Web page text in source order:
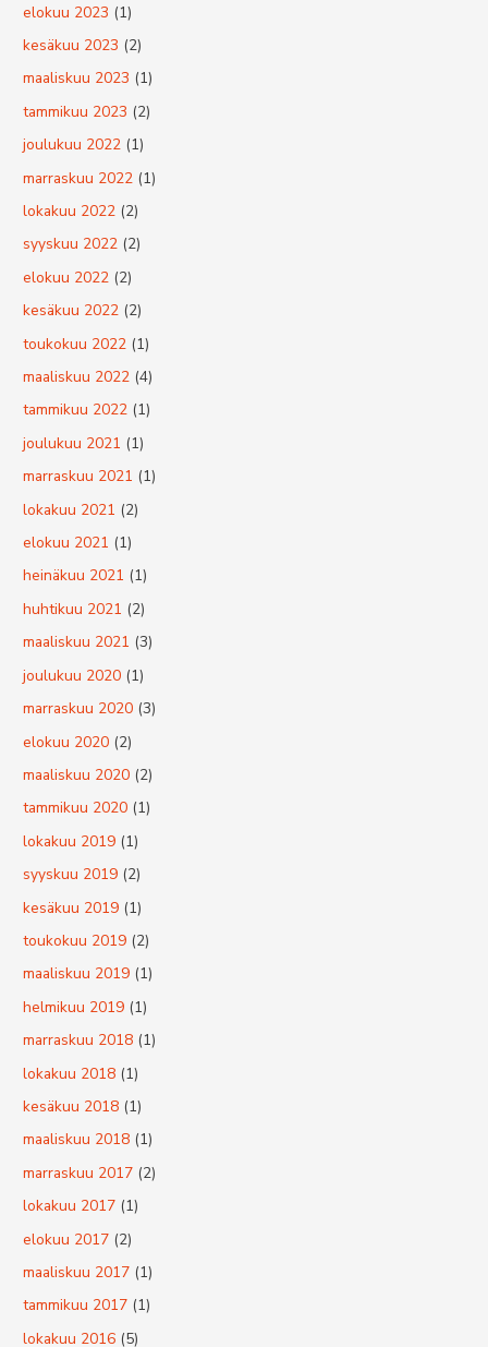
elokuu 2023 (1)
kesäkuu 2023 (2)
maaliskuu 2023 (1)
tammikuu 2023 (2)
joulukuu 2022 (1)
marraskuu 2022 (1)
lokakuu 2022 (2)
syyskuu 2022 (2)
elokuu 2022 (2)
kesäkuu 2022 (2)
toukokuu 2022 (1)
maaliskuu 2022 (4)
tammikuu 2022 (1)
joulukuu 2021 (1)
marraskuu 2021 (1)
lokakuu 2021 (2)
elokuu 2021 (1)
heinäkuu 2021 (1)
huhtikuu 2021 (2)
maaliskuu 2021 (3)
joulukuu 2020 (1)
marraskuu 2020 (3)
elokuu 2020 (2)
maaliskuu 2020 (2)
tammikuu 2020 (1)
lokakuu 2019 (1)
syyskuu 2019 (2)
kesäkuu 2019 (1)
toukokuu 2019 (2)
maaliskuu 2019 (1)
helmikuu 2019 (1)
marraskuu 2018 (1)
lokakuu 2018 (1)
kesäkuu 2018 (1)
maaliskuu 2018 (1)
marraskuu 2017 (2)
lokakuu 2017 (1)
elokuu 2017 (2)
maaliskuu 2017 (1)
tammikuu 2017 (1)
lokakuu 2016 (5)